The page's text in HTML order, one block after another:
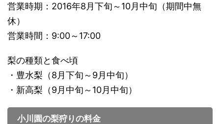
営業時期：2016年8月下旬～10月中旬（期間中無
休）
営業時間：9:00～17:00
梨の種類と食べ頃
・豊水梨（8月下旬～9月中旬）
・新高梨（9月中旬～10月中旬）
小川園の梨狩りの料金